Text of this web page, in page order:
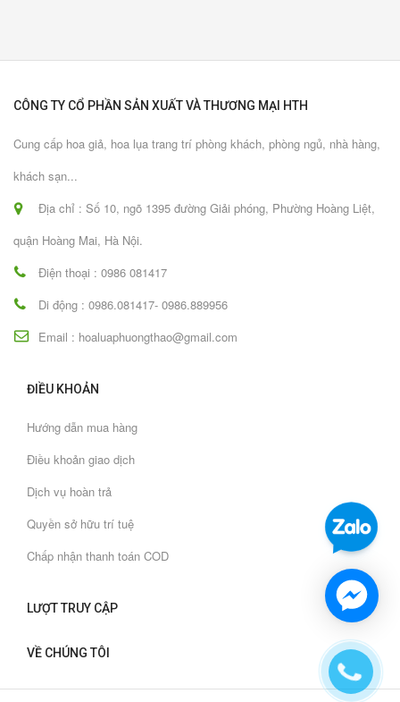
CÔNG TY CỔ PHẦN SẢN XUẤT VÀ THƯƠNG MẠI HTH
Cung cấp hoa giả, hoa lụa trang trí phòng khách, phòng ngủ, nhà hàng,
khách sạn...
Địa chỉ : Số 10, ngõ 1395 đường Giải phóng, Phường Hoàng Liệt,
quận Hoàng Mai, Hà Nội.
Điện thoại : 0986 081417
Di động : 0986.081417- 0986.889956
Email : hoaluaphuongthao@gmail.com
ĐIỀU KHOẢN
Hướng dẫn mua hàng
Điều khoản giao dịch
Dịch vụ hoàn trả
Quyền sở hữu trí tuệ
Chấp nhận thanh toán COD
LƯỢT TRUY CẬP
VỀ CHÚNG TÔI